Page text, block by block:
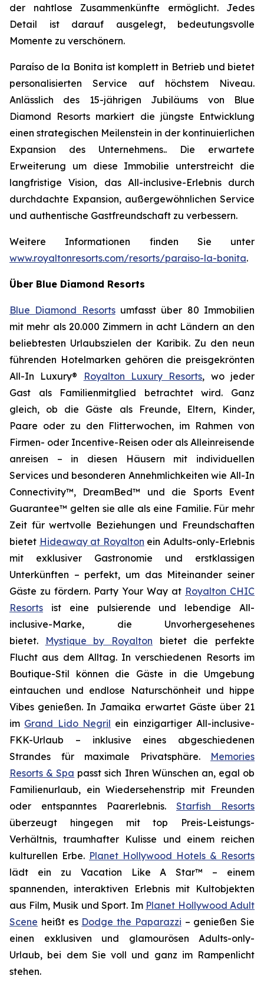
der nahtlose Zusammenkünfte ermöglicht. Jedes
Detail ist darauf ausgelegt, bedeutungsvolle
Momente zu verschönern.
Paraíso de la Bonita ist komplett in Betrieb und bietet
personalisierten Service auf höchstem Niveau.
Anlässlich des 15-jährigen Jubiläums von Blue
Diamond Resorts markiert die jüngste Entwicklung
einen strategischen Meilenstein in der kontinuierlichen
Expansion des Unternehmens.. Die erwartete
Erweiterung um diese Immobilie unterstreicht die
langfristige Vision, das All-inclusive-Erlebnis durch
durchdachte Expansion, außergewöhnlichen Service
und authentische Gastfreundschaft zu verbessern.
Weitere Informationen finden Sie unter
www.royaltonresorts.com/resorts/paraiso-la-bonita.
Über Blue Diamond Resorts
Blue Diamond Resortsumfasst über 80 Immobilien
mit mehr als 20.000 Zimmern in acht Ländern an den
beliebtesten Urlaubszielen der Karibik. Zu den neun
führenden Hotelmarken gehören die preisgekrönten
All-In Luxury®
Royalton Luxury Resorts, wo jeder
Gast als Familienmitglied betrachtet wird. Ganz
gleich, ob die Gäste als Freunde, Eltern, Kinder,
Paare oder zu den Flitterwochen, im Rahmen von
Firmen- oder Incentive-Reisen oder als Alleinreisende
anreisen – in diesen Häusern mit individuellen
Services und besonderen Annehmlichkeiten wie All-In
Connectivity™, DreamBed™ und die Sports Event
Guarantee™ gelten sie alle als eine Familie. Für mehr
Zeit für wertvolle Beziehungen und Freundschaften
bietet Hideaway at Royalton ein Adults-only-Erlebnis
mit exklusiver Gastronomie und erstklassigen
Unterkünften – perfekt, um das Miteinander seiner
Gäste zu fördern. Party Your Way at Royalton CHIC
Resorts ist eine pulsierende und lebendige All-
inclusive-Marke, die Unvorhergesehenes
bietet.
Mystique by Royalton bietet die perfekte
Flucht aus dem Alltag. In verschiedenen Resorts im
Boutique-Stil können die Gäste in die Umgebung
eintauchen und endlose Naturschönheit und hippe
Vibes genießen. In Jamaika erwartet Gäste über 21
im Grand Lido Negril ein einzigartiger All-inclusive-
FKK-Urlaub – inklusive eines abgeschiedenen
Strandes für maximale Privatsphäre. Memories
Resorts & Spa passt sich Ihren Wünschen an, egal ob
Familienurlaub, ein Wiedersehenstrip mit Freunden
oder entspanntes Paarerlebnis. Starfish Resorts
überzeugt hingegen mit top Preis-Leistungs-
Verhältnis, traumhafter Kulisse und einem reichen
kulturellen Erbe. Planet Hollywood Hotels & Resorts
lädt ein zu Vacation Like A Star™ – einem
spannenden, interaktiven Erlebnis mit Kultobjekten
aus Film, Musik und Sport. Im Planet Hollywood Adult
Scene heißt es Dodge the Paparazzi – genießen Sie
einen exklusiven und glamourösen Adults-only-
Urlaub, bei dem Sie voll und ganz im Rampenlicht
stehen.